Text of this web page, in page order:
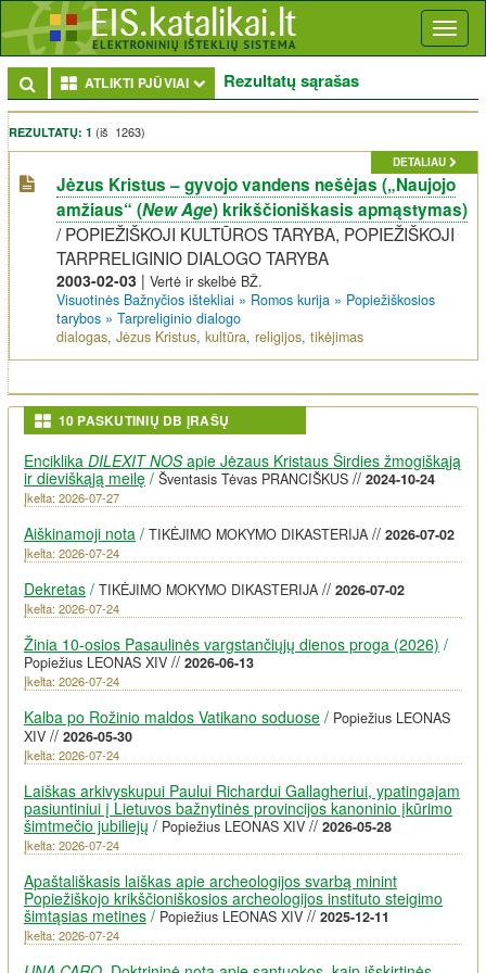
ATLIKTI PJŪVIAI Toggle Dropdown
Rezultatų sąrašas
REZULTATŲ: 1 (iš 1263)
DETALIAU
Jėzus Kristus – gyvojo vandens nešėjas („Naujojo
amžiaus“ (New Age) krikščioniškasis apmąstymas)
/POPIEŽIŠKOJI KULTŪROS TARYBA, POPIEŽIŠKOJI
TARPRELIGINIO DIALOGO TARYBA
2003-02-03 |Vertė ir skelbė BŽ.
Visuotinės Bažnyčios ištekliai » Romos kurija » Popiežiškosios
tarybos »Tarpreliginio dialogo
dialogas,Jėzus Kristus,kultūra,religijos,tikėjimas
10 PASKUTINIŲ DB ĮRAŠŲ
Enciklika DILEXIT NOSapie Jėzaus Kristaus Širdies žmogiškąją
ir dieviškąją meilę / Šventasis Tėvas PRANCIŠKUS // 2024-10-24
Įkelta: 2026-07-27
Aiškinamoji nota / TIKĖJIMO MOKYMO DIKASTERIJA // 2026-07-02
Įkelta: 2026-07-24
Dekretas / TIKĖJIMO MOKYMO DIKASTERIJA // 2026-07-02
Įkelta: 2026-07-24
Žinia 10-osios Pasaulinės vargstančiųjų dienos proga (2026) /
Popiežius LEONAS XIV // 2026-06-13
Įkelta: 2026-07-24
Kalba po Rožinio maldos Vatikano soduose / Popiežius LEONAS
XIV // 2026-05-30
Įkelta: 2026-07-24
Laiškas arkivyskupui Paului Richardui Gallagheriui, ypatingajam
pasiuntiniui į Lietuvos bažnytinės provincijos kanoninio įkūrimo
šimtmečio jubiliejų / Popiežius LEONAS XIV // 2026-05-28
Įkelta: 2026-07-24
Apaštališkasis laiškas apie archeologijos svarbą minint
Popiežiškojo krikščioniškosios archeologijos instituto steigimo
šimtąsias metines / Popiežius LEONAS XIV // 2025-12-11
Įkelta: 2026-07-24